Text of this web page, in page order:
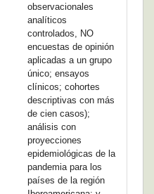
observacionales
analíticos
controlados, NO
encuestas de opinión
aplicadas a un grupo
único; ensayos
clínicos; cohortes
descriptivas con más
de cien casos);
análisis con
proyecciones
epidemiológicas de la
pandemia para los
países de la región